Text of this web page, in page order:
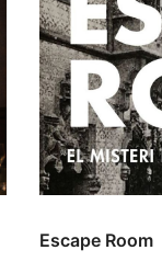
Escape Room